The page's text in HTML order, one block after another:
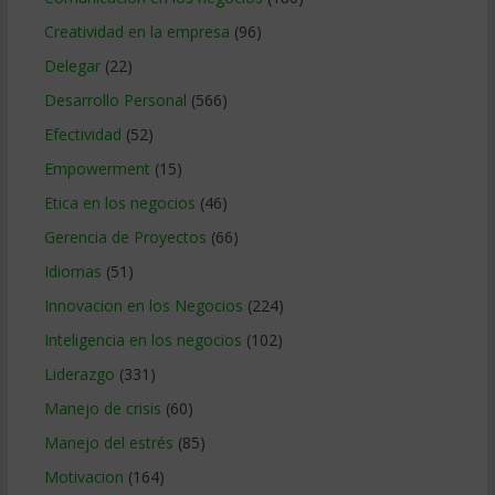
Creatividad en la empresa (96)
Delegar(22)
Desarrollo Personal (566)
Efectividad (52)
Empowerment (15)
Etica en los negocios (46)
Gerencia de Proyectos (66)
Idiomas (51)
Innovacion en los Negocios (224)
Inteligencia en los negocios (102)
Liderazgo (331)
Manejo de crisis (60)
Manejo del estrés (85)
Motivacion (164)